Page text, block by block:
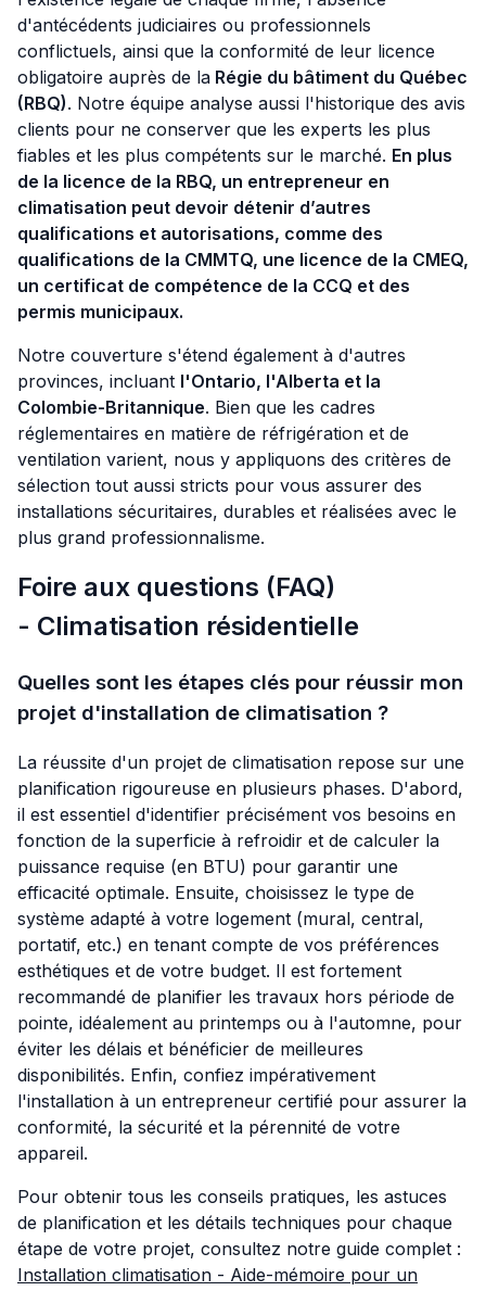
d'antécédents judiciaires ou professionnels
conflictuels, ainsi que la conformité de leur licence
obligatoire auprès de la Régie du bâtiment du Québec
(RBQ). Notre équipe analyse aussi l'historique des avis
clients pour ne conserver que les experts les plus
fiables et les plus compétents sur le marché. En plus
de la licence de la RBQ, un entrepreneur en
climatisation peut devoir détenir d’autres
qualifications et autorisations, comme des
qualifications de la CMMTQ, une licence de la CMEQ,
un certificat de compétence de la CCQ et des
permis municipaux.
Notre couverture s'étend également à d'autres
provinces, incluant l'Ontario, l'Alberta et la
Colombie-Britannique. Bien que les cadres
réglementaires en matière de réfrigération et de
ventilation varient, nous y appliquons des critères de
sélection tout aussi stricts pour vous assurer des
installations sécuritaires, durables et réalisées avec le
plus grand professionnalisme.
Foire aux questions (FAQ)
- Climatisation résidentielle
Quelles sont les étapes clés pour réussir mon
projet d'installation de climatisation ?
La réussite d'un projet de climatisation repose sur une
planification rigoureuse en plusieurs phases. D'abord,
il est essentiel d'identifier précisément vos besoins en
fonction de la superficie à refroidir et de calculer la
puissance requise (en BTU) pour garantir une
efficacité optimale. Ensuite, choisissez le type de
système adapté à votre logement (mural, central,
portatif, etc.) en tenant compte de vos préférences
esthétiques et de votre budget. Il est fortement
recommandé de planifier les travaux hors période de
pointe, idéalement au printemps ou à l'automne, pour
éviter les délais et bénéficier de meilleures
disponibilités. Enfin, confiez impérativement
l'installation à un entrepreneur certifié pour assurer la
conformité, la sécurité et la pérennité de votre
appareil.
Pour obtenir tous les conseils pratiques, les astuces
de planification et les détails techniques pour chaque
étape de votre projet, consultez notre guide complet :
Installation climatisation - Aide-mémoire pour un